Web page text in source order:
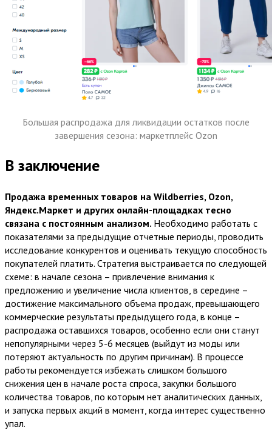
Большая распродажа для ликвидации остатков после
завершения сезона: маркетплейс Ozon
В заключение
Продажа временных товаров на Wildberries, Ozon,
Яндекс.Маркет и других онлайн-площадках тесно
связана с постоянным анализом. Необходимо работать с
показателями за предыдущие отчетные периоды, проводить
исследование конкурентов и оценивать текущую способность
покупателей платить. Стратегия выстраивается по следующей
схеме: в начале сезона – привлечение внимания к
предложению и увеличение числа клиентов, в середине –
достижение максимального объема продаж, превышающего
коммерческие результаты предыдущего года, в конце –
распродажа оставшихся товаров, особенно если они станут
непопулярными через 5-6 месяцев (выйдут из моды или
потеряют актуальность по другим причинам). В процессе
работы рекомендуется избежать слишком большого
снижения цен в начале роста спроса, закупки большого
количества товаров, по которым нет аналитических данных,
и запуска первых акций в момент, когда интерес существенно
упал.